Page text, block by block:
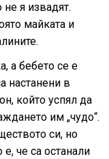
я извадят.
майката и
а бебето се е
настанени в
който успял да
им „чудо“.
си, но
че са останали